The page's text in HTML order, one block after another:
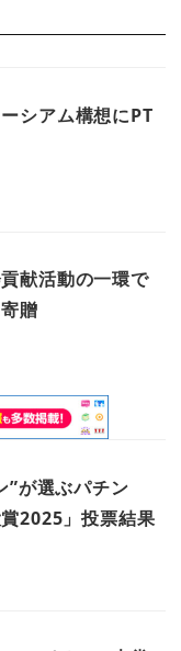
シアム構想にPT
献活動の一環で
贈
が選ぶパチン
2025」投票結果